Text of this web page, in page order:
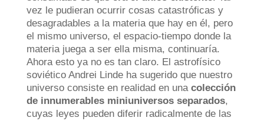
vez le pudieran ocurrir cosas catastróficas y
desagradables a la materia que hay en él, pero
el mismo universo, el espacio-tiempo donde la
materia juega a ser ella misma, continuaría.
Ahora esto ya no es tan claro. El astrofísico
soviético Andrei Linde ha sugerido que nuestro
universo consiste en realidad en una colección
de innumerables miniuniversos separados,
cuyas leyes pueden diferir radicalmente de las